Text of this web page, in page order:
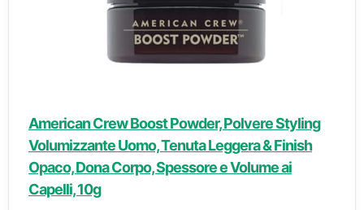
American Crew Boost Powder, Polvere Styling
Volumizzante Uomo, Tenuta Leggera & Finish
Opaco, Dona Corpo, Spessore e Volume ai
Capelli, 10g